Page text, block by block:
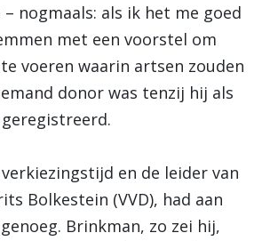
nogmaals: als ik het me goed
met een voorstel om
voeren waarin artsen zouden
donor was tenzij hij als
en de leider van
Bolkestein (VVD), had aan
Brinkman, zo zei hij,